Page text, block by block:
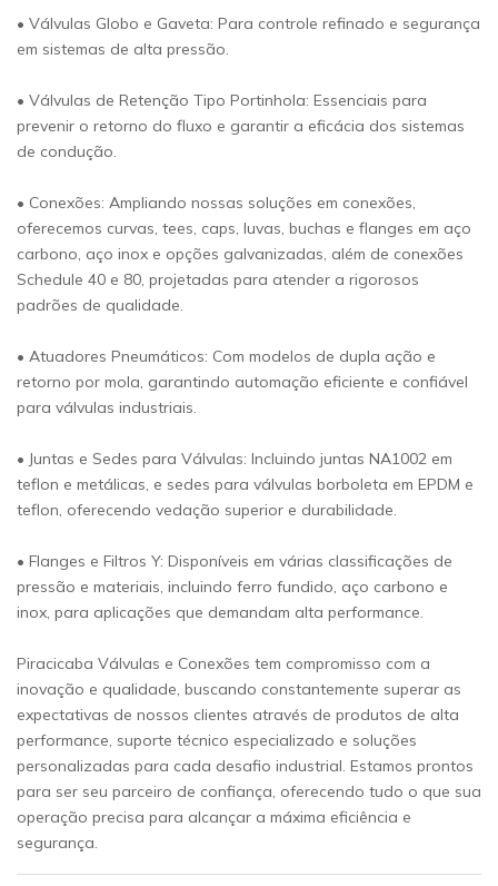
• Válvulas Globo e Gaveta: Para controle refinado e segurança
em sistemas de alta pressão.
• Válvulas de Retenção Tipo Portinhola: Essenciais para
prevenir o retorno do fluxo e garantir a eficácia dos sistemas
de condução.
• Conexões: Ampliando nossas soluções em conexões,
oferecemos curvas, tees, caps, luvas, buchas e flanges em aço
carbono, aço inox e opções galvanizadas, além de conexões
Schedule 40 e 80, projetadas para atender a rigorosos
padrões de qualidade.
• Atuadores Pneumáticos: Com modelos de dupla ação e
retorno por mola, garantindo automação eficiente e confiável
para válvulas industriais.
• Juntas e Sedes para Válvulas: Incluindo juntas NA1002 em
teflon e metálicas, e sedes para válvulas borboleta em EPDM e
teflon, oferecendo vedação superior e durabilidade.
• Flanges e Filtros Y: Disponíveis em várias classificações de
pressão e materiais, incluindo ferro fundido, aço carbono e
inox, para aplicações que demandam alta performance.
Piracicaba Válvulas e Conexões tem compromisso com a
inovação e qualidade, buscando constantemente superar as
expectativas de nossos clientes através de produtos de alta
performance, suporte técnico especializado e soluções
personalizadas para cada desafio industrial. Estamos prontos
para ser seu parceiro de confiança, oferecendo tudo o que sua
operação precisa para alcançar a máxima eficiência e
segurança.